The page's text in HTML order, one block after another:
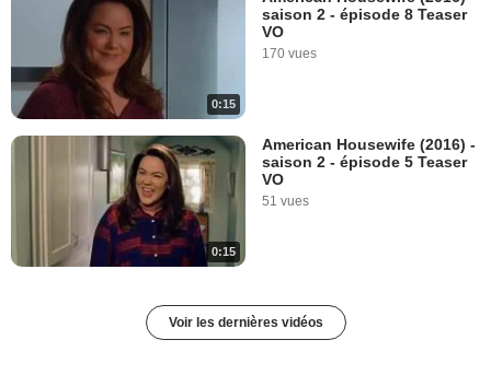
0:15
saison 2 - épisode 8 Teaser
VO
170 vues
0:15
American Housewife (2016) -
saison 2 - épisode 5 Teaser
VO
51 vues
Voir les dernières vidéos